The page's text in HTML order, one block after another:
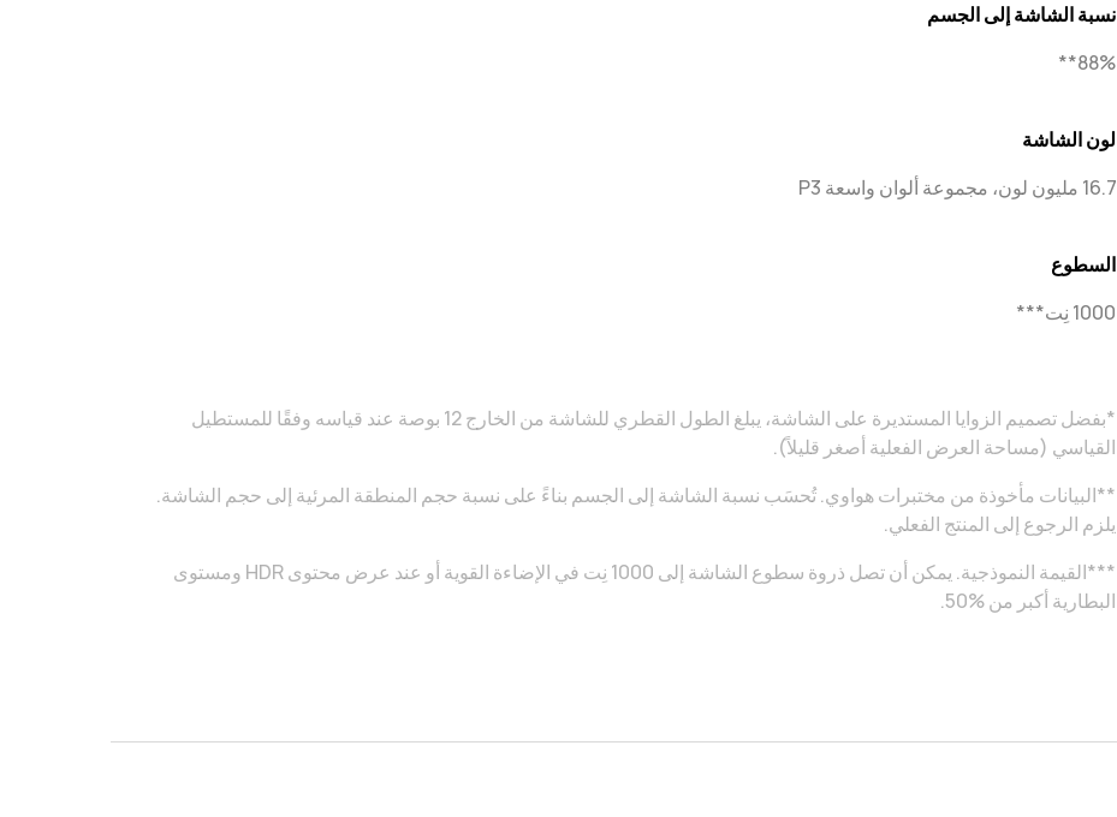
نسبة الشاشة إلى الجسم
88%**
لون الشاشة
16.7 مليون لون، مجموعة ألوان واسعة P3
السطوع
1000 نِت***
*بفضل تصميم الزوايا المستديرة على الشاشة، يبلغ الطول القطري للشاشة من الخارج 12 بوصة عند قياسه وفقًا للمستطيل
القياسي (مساحة العرض الفعلية أصغر قليلاً).
**البيانات مأخوذة من مختبرات هواوي. تُحسَب نسبة الشاشة إلى الجسم بناءً على نسبة حجم المنطقة المرئية إلى حجم الشاشة.
يلزم الرجوع إلى المنتج الفعلي.
***القيمة النموذجية. يمكن أن تصل ذروة سطوع الشاشة إلى 1000 نِت في الإضاءة القوية أو عند عرض محتوى HDR ومستوى
البطارية أكبر من ‎50%‎.